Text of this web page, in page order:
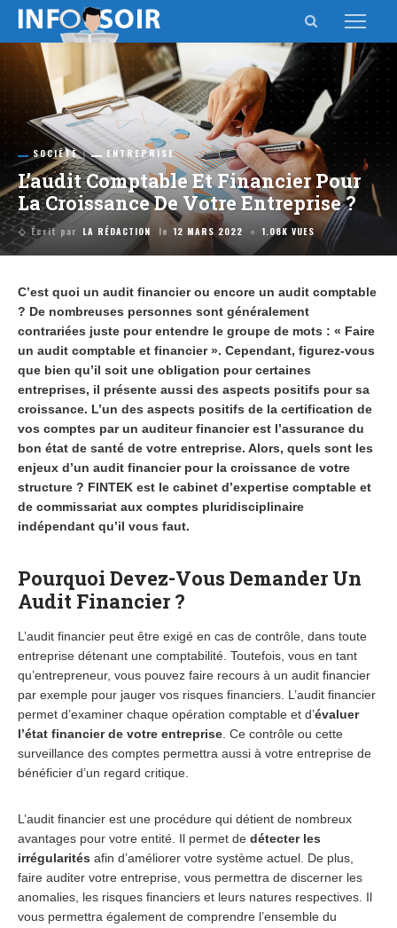
SOCIÉTÉ ENTREPRISE
L’audit Comptable Et Financier Pour
La Croissance De Votre Entreprise ?
Écrit par LA RÉDACTION le 12 MARS 2022 1.08K VUES
C’est quoi un audit financier ou encore un audit comptable
? De nombreuses personnes sont généralement
contrariées juste pour entendre le groupe de mots : « Faire
un audit comptable et financier ». Cependant, figurez-vous
que bien qu’il soit une obligation pour certaines
entreprises, il présente aussi des aspects positifs pour sa
croissance. L’un des aspects positifs de la certification de
vos comptes par un auditeur financier est l’assurance du
bon état de santé de votre entreprise. Alors, quels sont les
enjeux d’un audit financier pour la croissance de votre
structure ? FINTEK est le cabinet d’expertise comptable et
de commissariat aux comptes pluridisciplinaire
indépendant qu’il vous faut.
Pourquoi Devez-Vous Demander Un
Audit Financier ?
L’audit financier peut être exigé en cas de contrôle, dans toute
entreprise détenant une comptabilité. Toutefois, vous en tant
qu’entrepreneur, vous pouvez faire recours à un audit financier
par exemple pour jauger vos risques financiers. L’audit financier
permet d’examiner chaque opération comptable et d’évaluer
l’état financier de votre entreprise . Ce contrôle ou cette
surveillance des comptes permettra aussi à votre entreprise de
bénéficier d’un regard critique.
L’audit financier est une procédure qui détient de nombreux
avantages pour votre entité. Il permet de détecter les
irrégularités afin d’améliorer votre système actuel. De plus,
faire auditer votre entreprise, vous permettra de discerner les
anomalies, les risques financiers et leurs natures respectives. Il
vous permettra également de comprendre l’ensemble du